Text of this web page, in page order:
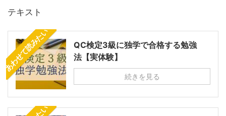
テキスト
あわせて読みたい
QC検定3級に独学で合格する勉強
法【実体験】
続きを見る